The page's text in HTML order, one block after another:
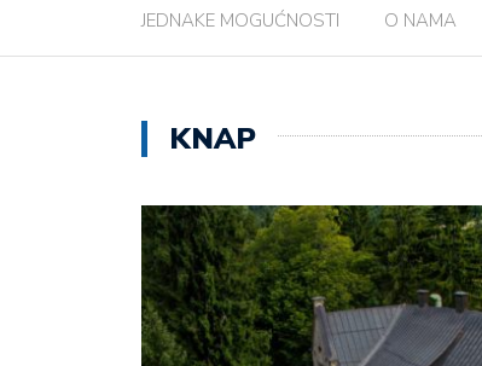
JEDNAKE MOGUĆNOSTI O NAMA
KNAP